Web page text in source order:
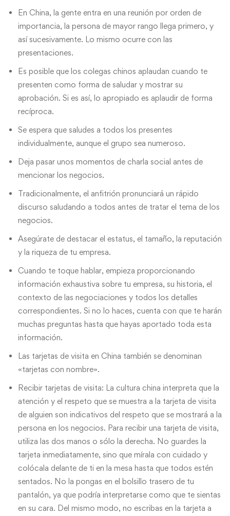
En China, la gente entra en una reunión por orden de
importancia, la persona de mayor rango llega primero, y
así sucesivamente. Lo mismo ocurre con las
presentaciones.
Es posible que los colegas chinos aplaudan cuando te
presenten como forma de saludar y mostrar su
aprobación. Si es así, lo apropiado es aplaudir de forma
recíproca.
Se espera que saludes a todos los presentes
individualmente, aunque el grupo sea numeroso.
Deja pasar unos momentos de charla social antes de
mencionar los negocios.
Tradicionalmente, el anfitrión pronunciará un rápido
discurso saludando a todos antes de tratar el tema de los
negocios.
Asegúrate de destacar el estatus, el tamaño, la reputación
y la riqueza de tu empresa.
Cuando te toque hablar, empieza proporcionando
información exhaustiva sobre tu empresa, su historia, el
contexto de las negociaciones y todos los detalles
correspondientes. Si no lo haces, cuenta con que te harán
muchas preguntas hasta que hayas aportado toda esta
información.
Las tarjetas de visita en China también se denominan
«tarjetas con nombre».
Recibir tarjetas de visita: La cultura china interpreta que la
atención y el respeto que se muestra a la tarjeta de visita
de alguien son indicativos del respeto que se mostrará a la
persona en los negocios. Para recibir una tarjeta de visita,
utiliza las dos manos o sólo la derecha. No guardes la
tarjeta inmediatamente, sino que mírala con cuidado y
colócala delante de ti en la mesa hasta que todos estén
sentados. No la pongas en el bolsillo trasero de tu
pantalón, ya que podría interpretarse como que te sientas
en su cara. Del mismo modo, no escribas en la tarjeta a